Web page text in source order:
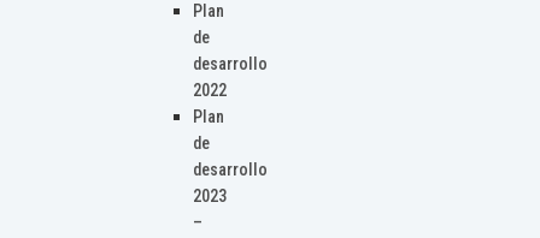
Plan
de
desarrollo
2022
Plan
de
desarrollo
2023
–